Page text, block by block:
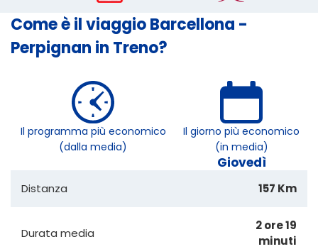
Come è il viaggio Barcellona -
Perpignan in Treno?
Il programma più economico
(dalla media)
Il giorno più economico
(in media)
Giovedì
Distanza 157 Km
Durata media
2 ore 19
minuti